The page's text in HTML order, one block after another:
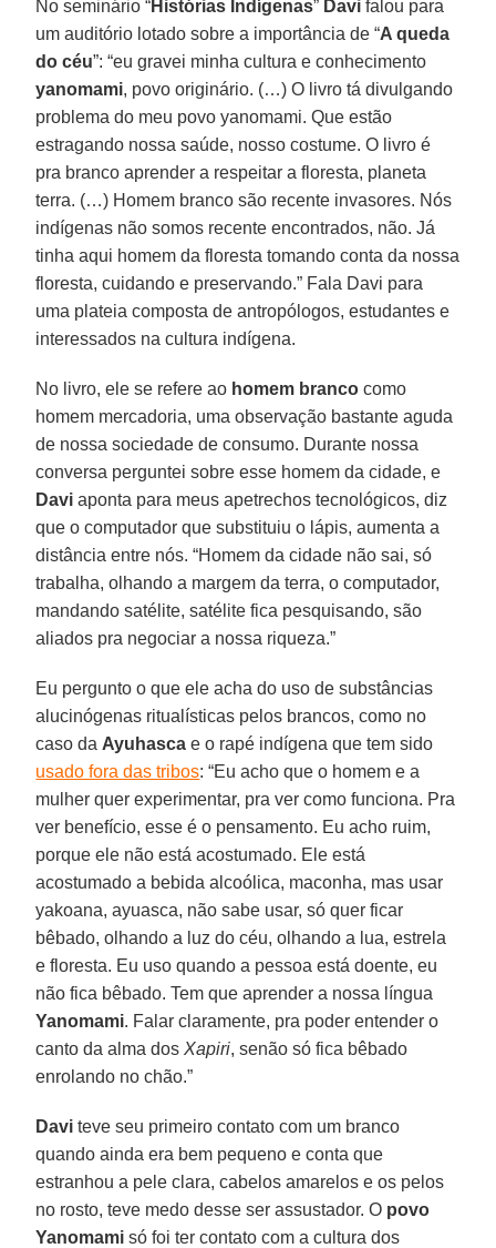
No seminário “Histórias Indígenas” Davi falou para
um auditório lotado sobre a importância de “A queda
do céu”: “eu gravei minha cultura e conhecimento
yanomami, povo originário. (…) O livro tá divulgando
problema do meu povo yanomami. Que estão
estragando nossa saúde, nosso costume. O livro é
pra branco aprender a respeitar a floresta, planeta
terra. (…) Homem branco são recente invasores. Nós
indígenas não somos recente encontrados, não. Já
tinha aqui homem da floresta tomando conta da nossa
floresta, cuidando e preservando.” Fala Davi para
uma plateia composta de antropólogos, estudantes e
interessados na cultura indígena.
No livro, ele se refere ao homem branco como
homem mercadoria, uma observação bastante aguda
de nossa sociedade de consumo. Durante nossa
conversa perguntei sobre esse homem da cidade, e
Davi aponta para meus apetrechos tecnológicos, diz
que o computador que substituiu o lápis, aumenta a
distância entre nós. “Homem da cidade não sai, só
trabalha, olhando a margem da terra, o computador,
mandando satélite, satélite fica pesquisando, são
aliados pra negociar a nossa riqueza.”
Eu pergunto o que ele acha do uso de substâncias
alucinógenas ritualísticas pelos brancos, como no
caso da Ayuhasca e o rapé indígena que tem sido
usado fora das tribos: “Eu acho que o homem e a
mulher quer experimentar, pra ver como funciona. Pra
ver benefício, esse é o pensamento. Eu acho ruim,
porque ele não está acostumado. Ele está
acostumado a bebida alcoólica, maconha, mas usar
yakoana, ayuasca, não sabe usar, só quer ficar
bêbado, olhando a luz do céu, olhando a lua, estrela
e floresta. Eu uso quando a pessoa está doente, eu
não fica bêbado. Tem que aprender a nossa língua
Yanomami. Falar claramente, pra poder entender o
canto da alma dosXapiri, senão só fica bêbado
enrolando no chão.”
Davi teve seu primeiro contato com um branco
quando ainda era bem pequeno e conta que
estranhou a pele clara, cabelos amarelos e os pelos
no rosto, teve medo desse ser assustador. O povo
Yanomami só foi ter contato com a cultura dos